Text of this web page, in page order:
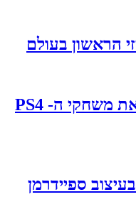
לגזור ולשמור: כיצד לשדרג את משחקי ה- PS4
זיווג משמיים: פלייסטיישן 5 בעיצוב ספיידרמן